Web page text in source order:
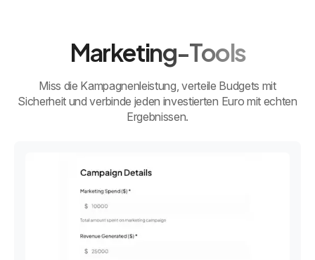
Marketing-Tools
Miss die Kampagnenleistung, verteile Budgets mit
Sicherheit und verbinde jeden investierten Euro mit echten
Ergebnissen.